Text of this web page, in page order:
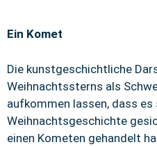
Ein Komet
Die kunstgeschichtliche
Weihnachtssterns als
aufkommen lassen, dass es
Weihnachtsgeschichte
einen Kometen gehandelt